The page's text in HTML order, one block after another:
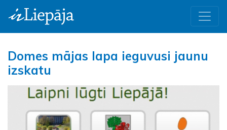
Domes mājas lapa ieguvusi jaunu
izskatu